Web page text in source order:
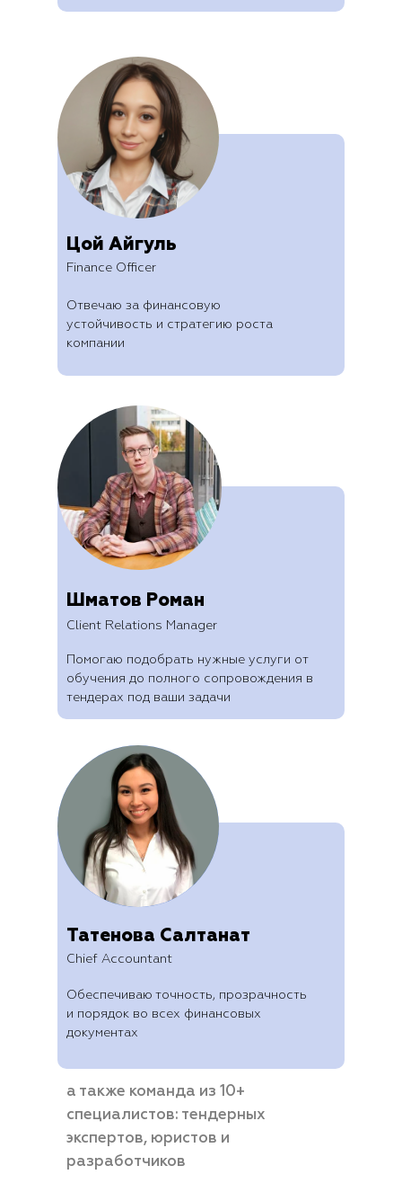
Помогаю подобрать нужные услуги от
обучения до полного сопровождения в
тендерах под ваши задачи
Обеспечиваю точность, прозрачность
и порядок во всех финансовых
документах
Client Relations Manager
Chief Accountant
Шматов Роман
Татенова Салтанат
Finance Officer
Отвечаю за финансовую
устойчивость и стратегию роста
компании
Цой Айгуль
а также команда из 10+
специалистов: тендерных
экспертов, юристов и
разработчиков